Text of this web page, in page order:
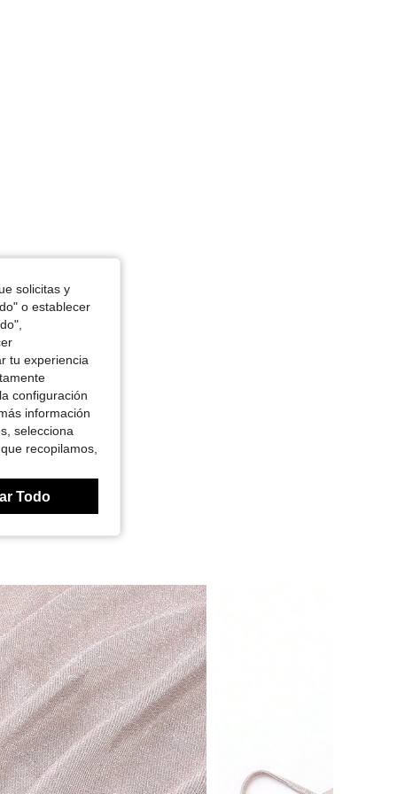
Color: Rosa Pálido, Talla: L
solicitas y
o establecer
tu experiencia
configuración
información
selecciona
recopilamos,
Todo